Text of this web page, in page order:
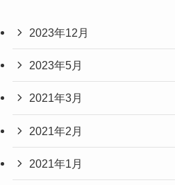
2023年12月
2023年5月
2021年3月
2021年2月
2021年1月